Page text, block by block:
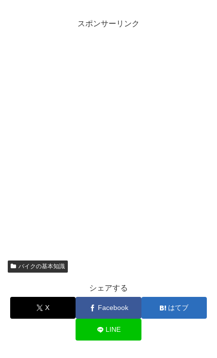
スポンサーリンク
バイクの基本知識
シェアする
X Facebook はてブ
LINE